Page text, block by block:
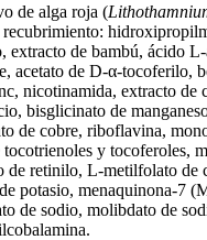
de alga roja (
recubrimiento:
extracto de bambú, ácido
acetato de D-α-tocoferilo,
nicotinamida, extracto de
bisglicinato de
de cobre, riboflavina,
y tocoferoles,
de retinilo, L-metilfolato de
potasio, menaquinona-7
de sodio, molibdato de